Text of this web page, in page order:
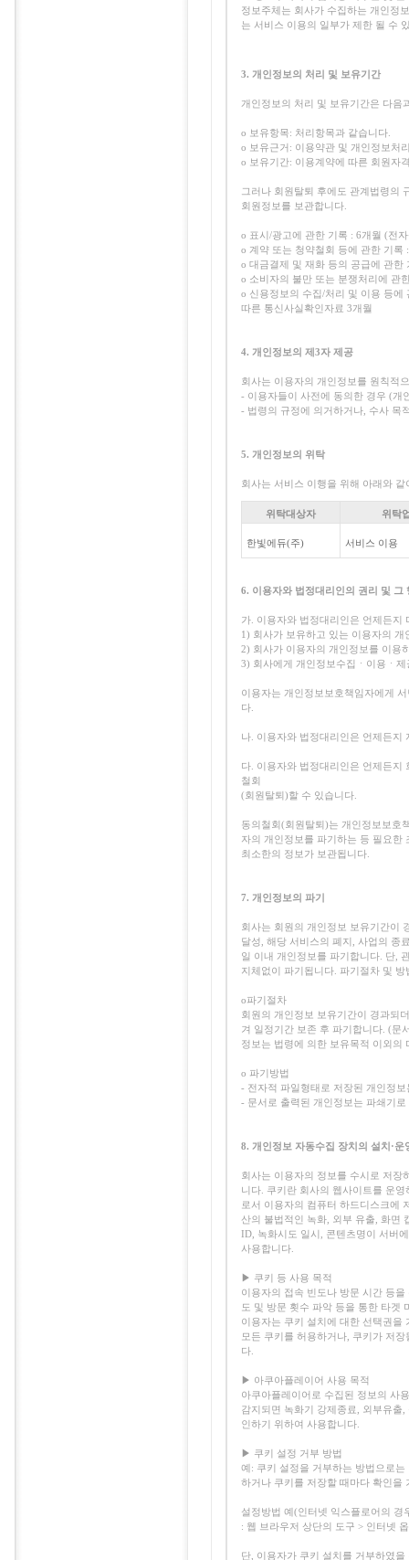
정보주체는 회사가 수집하는 개인정
는 서비스 이용의 일부가 제한 될 수
3. 개인정보의 처리 및 보유기간
개인정보의 처리 및 보유기간은 다음
ο 보유항목: 처리항목과 같습니다.
ο 보유근거: 이용약관 및 개인정보처
ο 보유기간: 이용계약에 따른 회원자
그러나 회원탈퇴 후에도 관계법령의
회원정보를 보관합니다.
ο 표시/광고에 관한 기록 : 6개월 (전
ο 계약 또는 청약철회 등에 관한 기
ο 대금결제 및 재화 등의 공급에 관
ο 소비자의 불만 또는 분쟁처리에 관
ο 신용정보의 수집/처리 및 이용 등
따른 통신사실확인자료 3개월
4. 개인정보의 제3자 제공
회사는 이용자의 개인정보를 원칙적
- 이용자들이 사전에 동의한 경우 (개
- 법령의 규정에 의거하거나, 수사 목
5. 개인정보의 위탁
회사는 서비스 이행을 위해 아래와
위탁대상자 위탁
한빛에듀(주) 서비스 이용
6. 이용자와 법정대리인의 권리 및 그
가. 이용자와 법정대리인은 언제든지
1) 회사가 보유하고 있는 이용자의 개
2) 회사가 이용자의 개인정보를 이용
3) 회사에게 개인정보수집ㆍ이용ㆍ
이용자는 개인정보보호책임자에게
다.
나. 이용자와 법정대리인은 언제든지
다. 이용자와 법정대리인은 언제든지
철회
(회원탈퇴)할 수 있습니다.
동의철회(회원탈퇴)는 개인정보보호
자의 개인정보를 파기하는 등 필요한
최소한의 정보가 보관됩니다.
7. 개인정보의 파기
회사는 회원의 개인정보 보유기간이
달성, 해당 서비스의 폐지, 사업의 종
일 이내 개인정보를 파기합니다. 단,
지체없이 파기됩니다. 파기절차 및
ο파기절차
회원의 개인정보 보유기간이 경과되
겨 일정기간 보존 후 파기합니다. (문
정보는 법령에 의한 보유목적 이외의
ο 파기방법
- 전자적 파일형태로 저장된 개인정
- 문서로 출력된 개인정보는 파쇄기
8. 개인정보 자동수집 장치의 설치·
회사는 이용자의 정보를 수시로 저장
니다. 쿠키란 회사의 웹사이트를 운
로서 이용자의 컴퓨터 하드디스크에
산의 불법적인 녹화, 외부 유출, 화면
ID, 녹화시도 일시, 콘텐츠명이 서버
사용합니다.
▶ 쿠키 등 사용 목적
이용자의 접속 빈도나 방문 시간 등
도 및 방문 횟수 파악 등을 통한 타겟
이용자는 쿠키 설치에 대한 선택권을
모든 쿠키를 허용하거나, 쿠키가 저
다.
▶ 아쿠아플레이어 사용 목적
아쿠아플레이어로 수집된 정보의 사
감지되면 녹화기 강제종료, 외부유출
인하기 위하여 사용합니다.
▶ 쿠키 설정 거부 방법
예: 쿠키 설정을 거부하는 방법으로
하거나 쿠키를 저장할 때마다 확인을
설정방법 예(인터넷 익스플로어의 경
: 웹 브라우저 상단의 도구 > 인터넷
단, 이용자가 쿠키 설치를 거부하였